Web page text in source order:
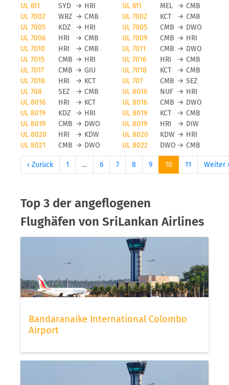
UL 611
SYD → HRI UL 611 MEL → CMB
UL 7002
WRZ → CMB UL 7002 KCT → CMB
UL 7005
KDZ → HRI UL 7005 CMB → DWO
UL 7006
HRI → CMB UL 7009 CMB → HRI
UL 7010
HRI → CMB UL 7011 CMB → DWO
UL 7015
CMB → HRI UL 7016 HRI → CMB
UL 7017
CMB → GIU UL 7018 KCT → CMB
UL 7018
HRI → KCT UL 707 CMB → SEZ
UL 708
SEZ → CMB UL 8016 NUF → HRI
UL 8016
HRI → KCT UL 8016 CMB → DWO
UL 8019
KDZ → HRI UL 8019 KCT → CMB
UL 8019
CMB → DWO UL 8019 HRI → DIW
UL 8020
HRI → KDW UL 8020 KDW → HRI
UL 8021
CMB → DWO UL 8022 DWO → CMB
‹ Zurück 1 … 6 7 8 9 10 11 Weiter
Top 3 der angeflogenen
Flughäfen von SriLankan Airlines
Bandaranaike International Colombo
Airport